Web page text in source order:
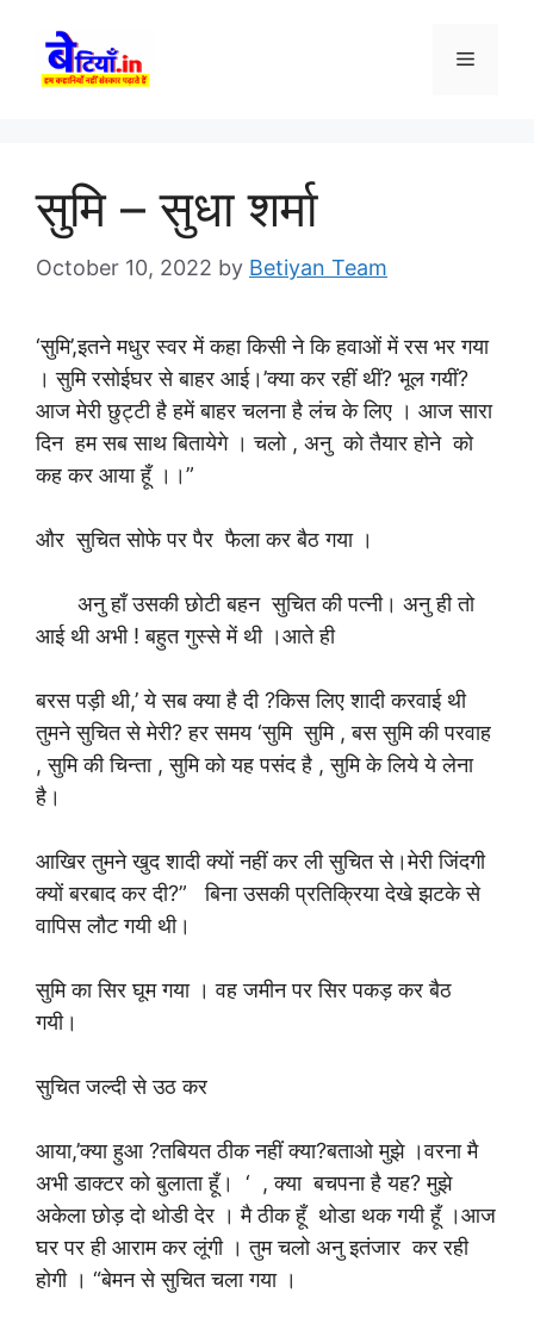
content
Menu
सुमि – सुधा शर्मा
October 10, 2022 by Betiyan Team
‘सुमि’,इतने मधुर स्वर में कहा किसी ने कि हवाओं में रस भर गया
। सुमि रसोईघर से बाहर आई।’क्या कर रहीं थीं? भूल गयीं?
आज मेरी छुट्टी है हमें बाहर चलना है लंच के लिए । आज सारा
दिन हम सब साथ बितायेगे । चलो , अनु को तैयार होने को
कह कर आया हूँ ।।”
और सुचित सोफे पर पैर फैला कर बैठ गया ।
अनु हाँ उसकी छोटी बहन सुचित की पत्नी। अनु ही तो
आई थी अभी ! बहुत गुस्से में थी ।आते ही
बरस पड़ी थी,’ ये सब क्या है दी ?किस लिए शादी करवाई थी
तुमने सुचित से मेरी? हर समय ‘सुमि सुमि , बस सुमि की परवाह
, सुमि की चिन्ता , सुमि को यह पसंद है , सुमि के लिये ये लेना
है।
आखिर तुमने खुद शादी क्यों नहीं कर ली सुचित से।मेरी जिंदगी
क्यों बरबाद कर दी?” बिना उसकी प्रतिक्रिया देखे झटके से
वापिस लौट गयी थी।
सुमि का सिर घूम गया । वह जमीन पर सिर पकड़ कर बैठ
गयी।
सुचित जल्दी से उठ कर
आया,’क्या हुआ ?तबियत ठीक नहीं क्या?बताओ मुझे ।वरना मै
अभी डाक्टर को बुलाता हूँ। ‘ , क्या बचपना है यह? मुझे
अकेला छोड़ दो थोडी देर । मै ठीक हूँ थोडा थक गयी हूँ ।आज
घर पर ही आराम कर लूंगी । तुम चलो अनु इतंजार कर रही
होगी । “बेमन से सुचित चला गया ।